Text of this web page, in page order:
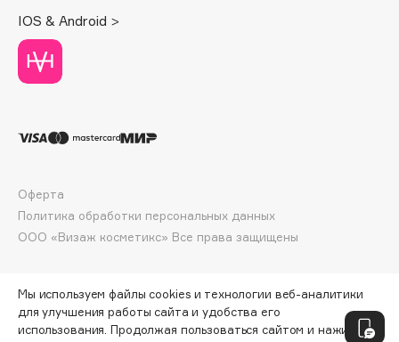
EGG
EGIA
Elemis
EMBRACE Haircare
EpilProfi
Erborian
IOS & Android >
ООО «Визаж косметикс» Все права защищены
Оферта
Политика обработки персональных данных
Мы используем файлы cookies и технологии веб-аналитики
для улучшения работы сайта и удобства его
использования. Продолжая пользоваться сайтом и нажимая